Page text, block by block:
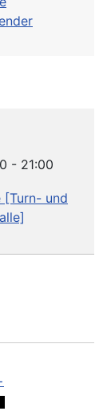
- 21:00
[Turn- und